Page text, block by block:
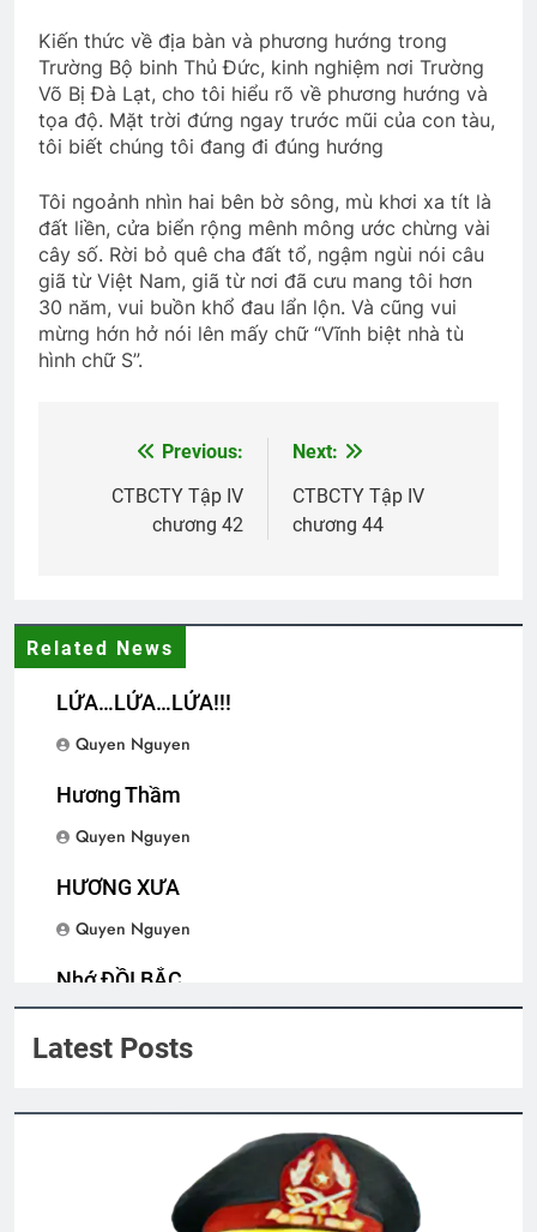
Kiến thức về địa bàn và phương hướng trong
Trường Bộ binh Thủ Đức, kinh nghiệm nơi Trường
Võ Bị Đà Lạt, cho tôi hiểu rõ về phương hướng và
tọa độ. Mặt trời đứng ngay trước mũi của con tàu,
tôi biết chúng tôi đang đi đúng hướng
Tôi ngoảnh nhìn hai bên bờ sông, mù khơi xa tít là
đất liền, cửa biển rộng mênh mông ước chừng vài
cây số. Rời bỏ quê cha đất tổ, ngậm ngùi nói câu
giã từ Việt Nam, giã từ nơi đã cưu mang tôi hơn
30 năm, vui buồn khổ đau lẩn lộn. Và cũng vui
mừng hớn hở nói lên mấy chữ “Vĩnh biệt nhà tù
hình chữ S”.
navigation
Previous:
CTBCTY Tập IV
chương 42
Next:
CTBCTY Tập IV
chương 44
Related News
LỬA…LỬA…LỬA!!!
Quyen Nguyen
Hương Thầm
Quyen Nguyen
HƯƠNG XƯA
Quyen Nguyen
Nhớ ĐỒI BẮC
Latest Posts